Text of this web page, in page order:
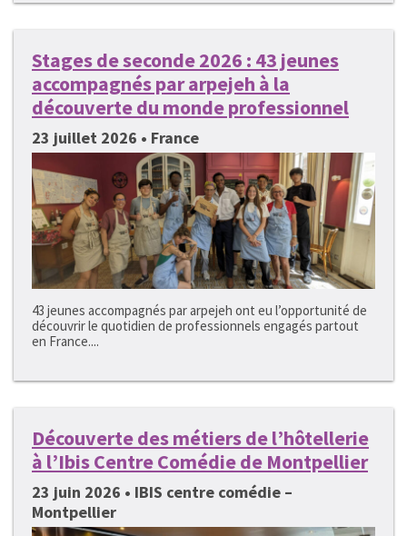
Stages de seconde 2026 : 43 jeunes
accompagnés par arpejeh à la
découverte du monde professionnel
23 juillet 2026 • France
43 jeunes accompagnés par arpejeh ont eu l’opportunité de
découvrir le quotidien de professionnels engagés partout
en France....
Découverte des métiers de l’hôtellerie
à l’Ibis Centre Comédie de Montpellier
23 juin 2026 • IBIS centre comédie –
Montpellier